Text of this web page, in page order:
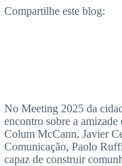
Compartilhe este blog:
No Meeting 2025 da
encontro sobre a amizade
Colum McCann, Javier
Comunicação, Paolo
capaz de construir